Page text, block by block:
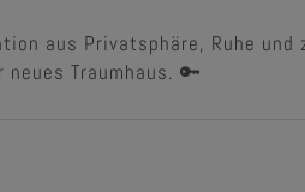
aus Privatsphäre, Ruhe und
Traumhaus. 🔑